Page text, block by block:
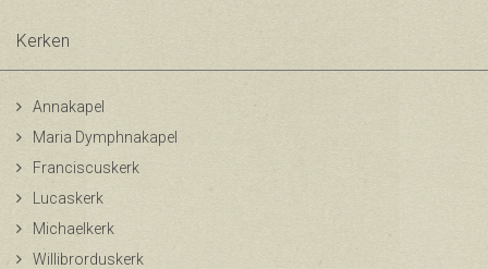
Kerken
Annakapel
Maria Dymphnakapel
Franciscuskerk
Lucaskerk
Michaelkerk
Willibrorduskerk